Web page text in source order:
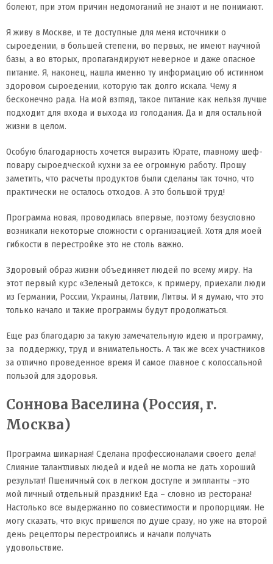
болеют, при этом причин недомоганий не знают и не понимают.
Я живу в Москве, и те доступные для меня источники о
сыроедении, в большей степени, во первых, не имеют научной
базы, а во вторых, пропагандируют неверное и даже опасное
питание. Я, наконец, нашла именно ту информацию об истинном
здоровом сыроедении, которую так долго искала. Чему я
бесконечно рада. На мой взгляд, такое питание как нельзя лучше
подходит для входа и выхода из голодания. Да и для остальной
жизни в целом.
Особую благодарность хочется выразить Юрате, главному шеф-
повару сыроедческой кухни за ее огромную работу. Прошу
заметить, что расчеты продуктов были сделаны так точно, что
практически не осталось отходов. А это большой труд!
Программа новая, проводилась впервые, поэтому безусловно
возникали некоторые сложности с организацией. Хотя для моей
гибкости в перестройке это не столь важно.
Здоровый образ жизни объединяет людей по всему миру. На
этот первый курс «Зеленый детокс», к примеру, приехали люди
из Германии, России, Украины, Латвии, Литвы. И я думаю, что это
только начало и такие программы будут продолжаться.
Еще раз благодарю за такую замечательную идею и программу,
за поддержку, труд и внимательность. А так же всех участников
за отлично проведенное время И самое главное с колоссальной
пользой для здоровья.
Соннова Васелина (Россия, г.
Москва)
Программа шикарная! Сделана профессионалами своего дела!
Слияние талантливых людей и идей не могла не дать хороший
результат! Пшеничный сок в легком доступе и эмпланты –это
мой личный отдельный праздник! Еда – словно из ресторана!
Настолько все выдержанно по совместимости и пропорциям. Не
могу сказать, что вкус пришелся по душе сразу, но уже на второй
день рецепторы перестроились и начали получать
удовольствие.